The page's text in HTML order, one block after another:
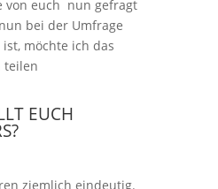
von euch nun gefragt
bei der Umfrage
möchte ich das
teilen
EUCH
ziemlich eindeutig.